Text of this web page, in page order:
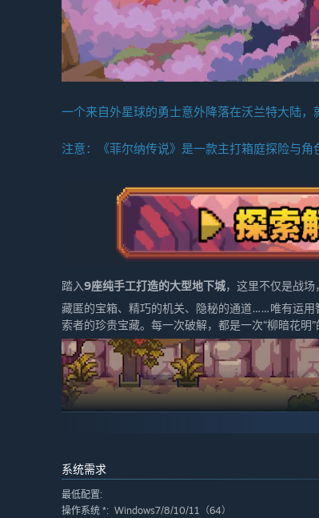
一个来自外星球的勇士意外降落在沃兰特大陆
注意：《菲尔纳传说》是一款主打箱庭探险与
踏入9座纯手工打造的大型地下城，这里不仅是战场
藏匿的宝箱、精巧的机关、隐秘的通道……唯有运
索者的珍贵宝藏。每一次破解，都是一次“柳暗花明”
系统需求
最低配置:
操作系统 *: Windows7/8/10/11（64）